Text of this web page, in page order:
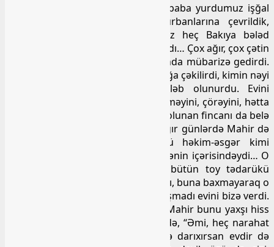
Qəzavü-qədər elə gətirdi ki, dədə-baba yurdumuz işğal
oldu, böyük oyunların xırda qurbanlarına çevrildik,
yurdumuzu qoruya bilmədik… Biz heç Bakıya bələd
olmadan ailəmiz də bu şəhərə sığındı… Çox ağır, çox çətin
günlər idi, həyat və yaşamaq uğrunda mübarizə gedirdi.
Qohum da, dost da, qardaş da sınağa çəkilirdi, kimin nəyi
var idisə, paylaşmaq qeyrəti tələb olunurdu. Evini
paylaşmaq, yatağını paylaşmaq, yeməyini, çörəyini, hətta
suyunu, bu suyu içmək üçün tələb olunan fincanı da belə
paylaşmaq ehtiyacı var idi… Belə ağır günlərdə Mahir də
bizimlə çox şeyini paylaşdı, özü həkim-əsgər kimi
Qarabağda xidmət edirdi, müharibənin içərisindəydi… O
zaman nişanlı idi, hətta kənddə bütün toy tədarükü
görülmüşdü, hər şey elə orada qaldı, buna baxmayaraq o
bizimlə evini paylaşdı, sadəcə paylaşmadı evini bizə verdi.
Rəhmətlik atam buna çox sıxılırdı, Mahir bunu yaxşı hiss
edirdi, ona görə də hər evə gələndə, “Əmi, heç narahat
olma, pis günün ömrü az olar, nə darıxırsan evdir də